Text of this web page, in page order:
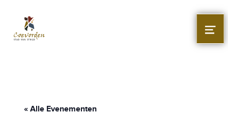
Stad Coevorden
STAD VAN STRIJD
« Alle Evenementen